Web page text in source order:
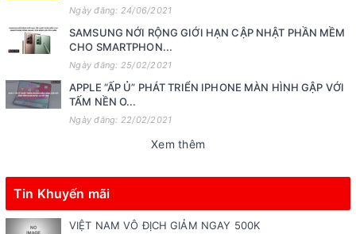
Ngày đăng: 24/06/2021
SAMSUNG NỚI RỘNG GIỚI HẠN CẬP NHẬT PHẦN MỀM
CHO SMARTPHON...
Ngày đăng: 25/02/2021
APPLE “ẤP Ủ” PHÁT TRIỂN IPHONE MÀN HÌNH GẬP VỚI
TẤM NỀN O...
Ngày đăng: 22/02/2021
Xem thêm
Tin Khuyến mãi
VIỆT NAM VÔ ĐỊCH GIẢM NGAY 500K